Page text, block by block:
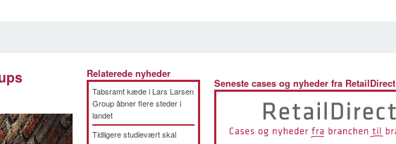
Relaterede nyheder
Tabsramt kæde i Lars Larsen
Group åbner flere steder i
landet
Tidligere studievært skal
Seneste cases og nyheder fra RetailDirect